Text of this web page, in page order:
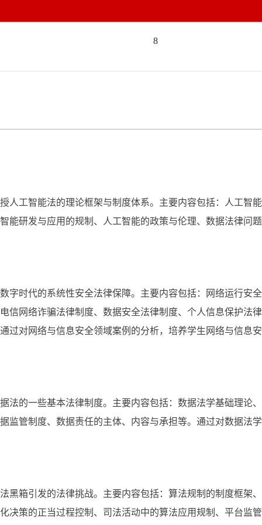
8
人工智能法的理论框架与制度体系。主要内容包括：人工智
能研发与应用的规制、人工智能的政策与伦理、数据法律问
字时代的系统性安全法律保障。主要内容包括：网络运行安全
信网络诈骗法律制度、数据安全法律制度、个人信息保护法
过对网络与信息安全领域案例的分析，培养学生网络与信息
法的一些基本法律制度。主要内容包括：数据法学基础理论
监管制度、数据责任的主体、内容与承担等。通过对数据法
黑箱引发的法律挑战。主要内容包括：算法规制的制度框架
决策的正当过程控制、司法活动中的算法应用规制、平台监